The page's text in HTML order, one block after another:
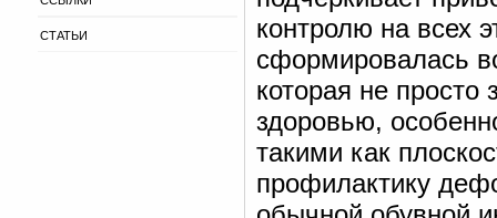
СТАТЬИ
контролю на всех
сформировалась
которая не просто
здоровью,
такими как
профилактику